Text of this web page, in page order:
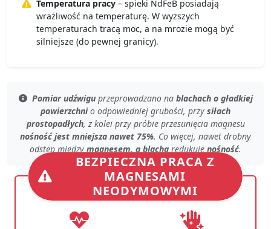
Temperatura pracy – spieki NdFeB posiadają
wrażliwość na temperaturę. W wyższych
temperaturach tracą moc, a na mrozie mogą być
silniejsze (do pewnej granicy).
Pomiar udźwiguprzeprowadzano na blachach o gładkiej
powierzchnio odpowiedniej grubości, przy siłach
prostopadłych, z kolei przy próbie przesunięcia magnesu
nośność jest mniejsza nawet 75%. Co więcej, nawet drobny
odstęp między magnesem, a blachą redukuje nośność.
BEZPIECZNA PRACA Z
MAGNESAMI
NEODYMOWYMI